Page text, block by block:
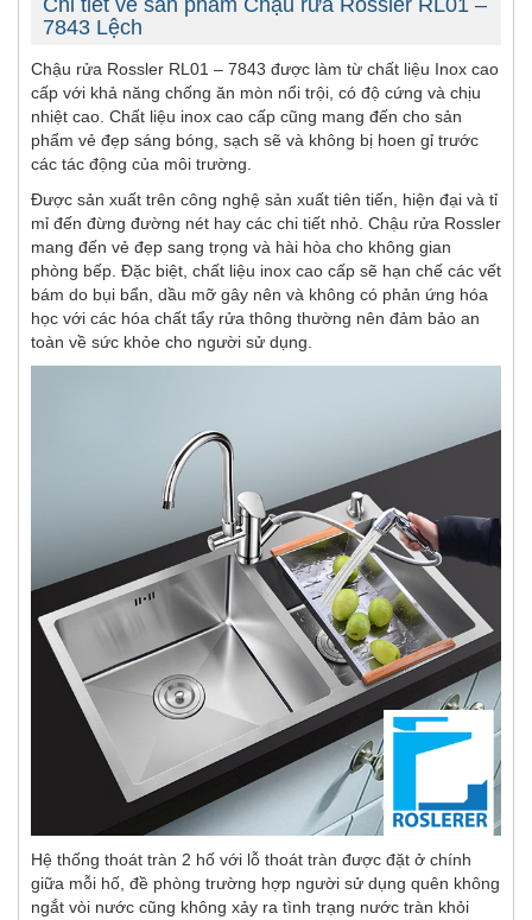
Chi tiết về sản phẩm Chậu rửa Rossler RL01 –
7843 Lệch
Chậu rửa Rossler RL01 – 7843 được làm từ chất liệu Inox cao
cấp với khả năng chống ăn mòn nổi trội, có độ cứng và chịu
nhiệt cao. Chất liệu inox cao cấp cũng mang đến cho sản
phẩm vẻ đẹp sáng bóng, sạch sẽ và không bị hoen gỉ trước
các tác động của môi trường.
Được sản xuất trên công nghệ sản xuất tiên tiến, hiện đại và tỉ
mỉ đến đừng đường nét hay các chi tiết nhỏ. Chậu rửa Rossler
mang đến vẻ đẹp sang trọng và hài hòa cho không gian
phòng bếp. Đặc biệt, chất liệu inox cao cấp sẽ hạn chế các vết
bám do bụi bẩn, dầu mỡ gây nên và không có phản ứng hóa
học với các hóa chất tẩy rửa thông thường nên đảm bảo an
toàn về sức khỏe cho người sử dụng.
Hệ thống thoát tràn 2 hố với lỗ thoát tràn được đặt ở chính
giữa mỗi hố, đề phòng trường hợp người sử dụng quên không
ngắt vòi nước cũng không xảy ra tình trạng nước tràn khỏi